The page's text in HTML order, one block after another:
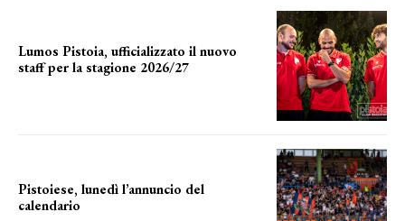
Lumos Pistoia, ufficializzato il nuovo
staff per la stagione 2026/27
Pistoiese, lunedì l’annuncio del
calendario